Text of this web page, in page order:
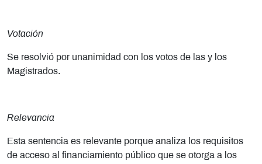
Votación
Se resolvió por unanimidad con los votos de las y los
Magistrados.
Relevancia
Esta sentencia es relevante porque analiza los requisitos
de acceso al financiamiento público que se otorga a los